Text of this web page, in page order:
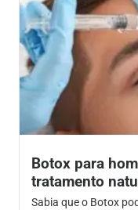
Botox para
tratamento
Sabia que o Botox